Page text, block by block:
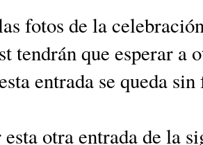
fotos de la
tendrán que esperar a
entrada se queda
esta otra entrada de la